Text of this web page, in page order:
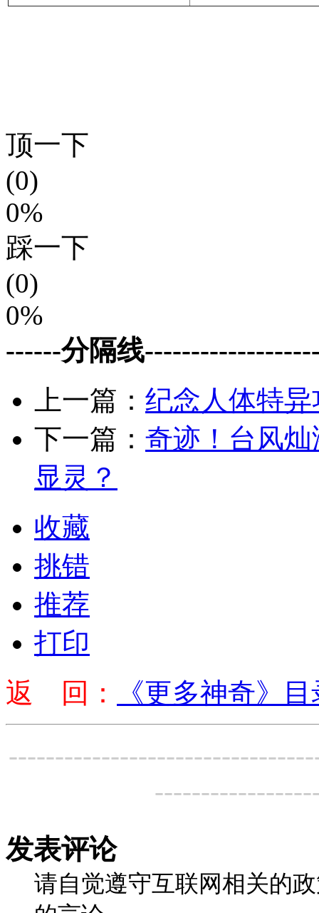
顶一下
(0)
0%
踩一下
(0)
0%
------分隔线
上一篇： 纪念人体特
下一篇： 奇迹！台风
显灵？
收藏
挑错
推荐
打印
返 回：
《更多神奇》
发表评论
请自觉遵守互联网相关的